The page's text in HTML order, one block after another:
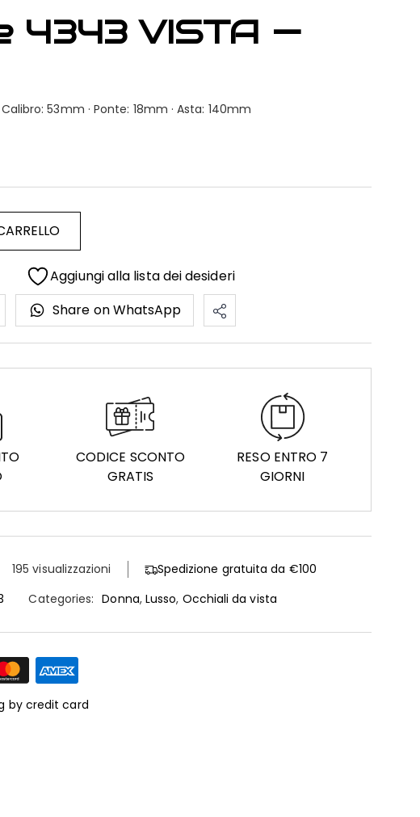
4343 VISTA —
53mm · Ponte: 18mm · Asta: 140mm
Aggiungi alla lista dei desideri
Share on WhatsApp
CODICE SCONTO
GRATIS
RESO ENTRO 7
GIORNI
195 visualizzazioni
Spedizione gratuita da €100
Categories: Donna, Lusso, Occhiali da vista
by credit card